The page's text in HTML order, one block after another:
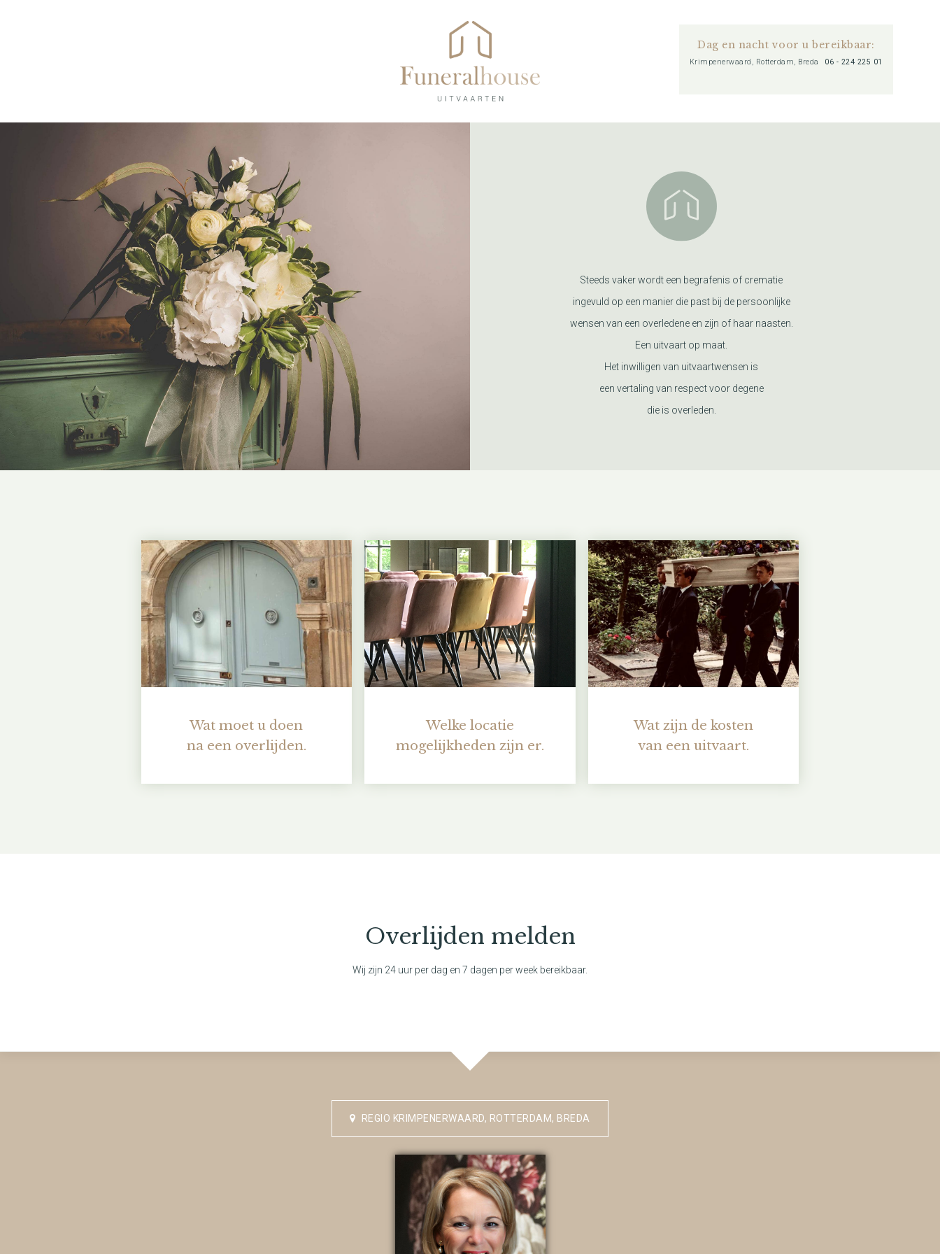
Dag en nacht voor u bereikbaar:
Krimpenerwaard, Rotterdam, Breda 06 - 224 225 01
Steeds vaker wordt een begrafenis of crematie
ingevuld op een manier die past bij de persoonlijke
wensen van een overledene en zijn of haar naasten.
Een uitvaart op maat.
Het inwilligen van uitvaartwensen is
een vertaling van respect voor degene
die is overleden.
Wat moet u doen
na een overlijden.
Welke locatie
mogelijkheden zijn er.
Wat zijn de kosten
van een uitvaart.
Overlijden melden
Wij zijn 24 uur per dag en 7 dagen per week bereikbaar.
REGIO KRIMPENERWAARD, ROTTERDAM, BREDA